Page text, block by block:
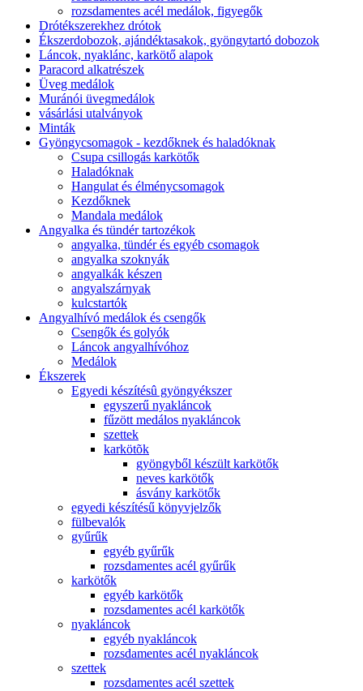
rozsdamentes acél medálok, figyegők
Drótékszerekhez drótok
Ékszerdobozok, ajándéktasakok, gyöngytartó dobozok
Láncok, nyaklánc, karkötő alapok
Paracord alkatrészek
Üveg medálok
Muránói üvegmedálok
vásárlási utalványok
Minták
Gyöngycsomagok - kezdőknek és haladóknak
Csupa csillogás karkötők
Haladóknak
Hangulat és élménycsomagok
Kezdőknek
Mandala medálok
Angyalka és tündér tartozékok
angyalka, tündér és egyéb csomagok
angyalka szoknyák
angyalkák készen
angyalszárnyak
kulcstartók
Angyalhívó medálok és csengők
Csengők és golyók
Láncok angyalhívóhoz
Medálok
Ékszerek
Egyedi készítésû gyöngyékszer
egyszerű nyakláncok
fűzött medálos nyakláncok
szettek
karkötõk
gyöngyből készült karkötők
neves karkötők
ásvány karkötők
egyedi készítésű könyvjelzők
fülbevalók
gyűrűk
egyéb gyűrűk
rozsdamentes acél gyűrűk
karkötők
egyéb karkötők
rozsdamentes acél karkötők
nyakláncok
egyéb nyakláncok
rozsdamentes acél nyakláncok
szettek
rozsdamentes acél szettek